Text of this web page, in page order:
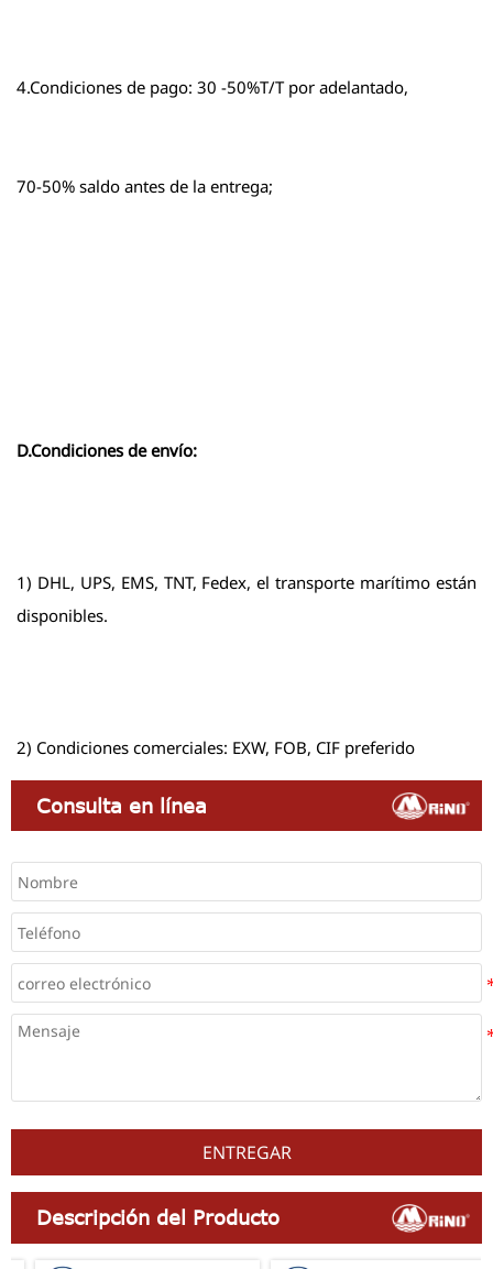
4.Condiciones de pago: 30 -50%T/T por adelantado,
70-50% saldo antes de la entrega;
D.Condiciones de envío:
1) DHL, UPS, EMS, TNT, Fedex, el transporte marítimo están
disponibles.
2) Condiciones comerciales: EXW, FOB, CIF preferido
Consulta en línea
ENTREGAR
Descripción del Producto